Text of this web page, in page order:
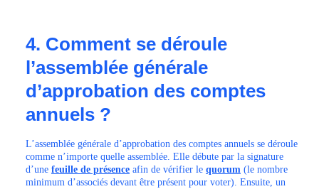
4. Comment se déroule
l’assemblée générale
d’approbation des comptes
annuels ?
L’assemblée générale d’approbation des comptes annuels se déroule
comme n’importe quelle assemblée. Elle débute par la signature
d’une feuille de présence afin de vérifier le quorum (le nombre
minimum d’associés devant être présent pour voter). Ensuite, un